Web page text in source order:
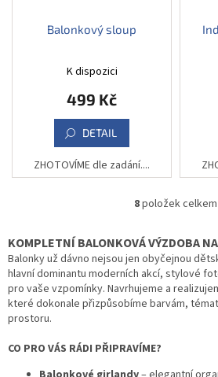
Balonkový sloup
K dispozici
499 Kč
DETAIL
ZHOTOVÍME dle zadání....
O
l
á
d
a
c
8položek celkem
KOMPLETNÍ BALONKOVÁ VÝZDOBA
Balonky už dávno nejsou jen obyčejnou
hlavní dominantu moderních akcí, stylové
pro vaše vzpomínky. Navrhujeme a
které dokonale přizpůsobíme barvám,
prostoru.
CO PRO VÁS RÁDI PŘIPRAVÍME?